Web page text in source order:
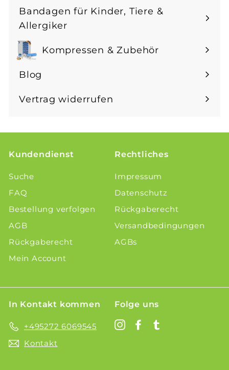
maximieren
Bandagen für Kinder, Tiere &
Allergiker
Menü
maximieren
Kompressen & Zubehör
Menü
maximieren
Blog
Vertrag widerrufen
Kundendienst
Suche
FAQ
Bestellung verfolgen
AGB
Rückgaberecht
Mein Account
Rechtliches
Impressum
Datenschutz
Rückgaberecht
Versandbedingungen
AGBs
In Kontakt kommen
+495272 6069545
Kontakt
Folge uns
InstagramFacebook